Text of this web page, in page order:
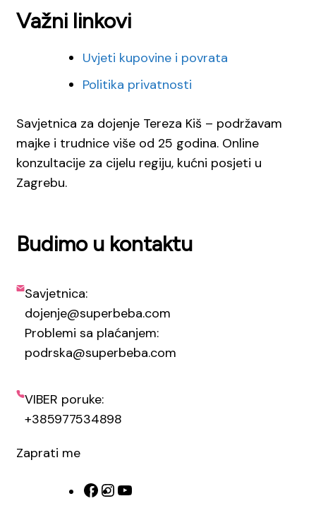
Važni linkovi
Uvjeti kupovine i povrata
Politika privatnosti
Savjetnica za dojenje Tereza Kiš – podržavam
majke i trudnice više od 25 godina. Online
konzultacije za cijelu regiju, kućni posjeti u
Zagrebu.
Budimo u kontaktu
Savjetnica:
dojenje@superbeba.com
Problemi sa plaćanjem:
podrska@superbeba.com
VIBER poruke:
+385977534898
Zaprati me